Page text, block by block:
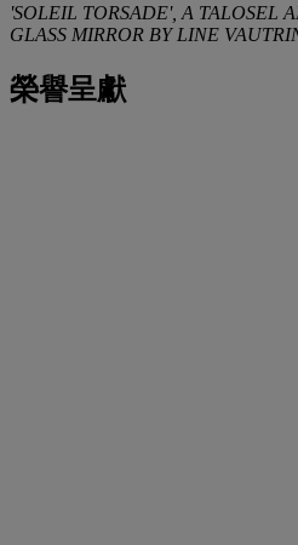
'SOLEIL TORSADE', A TALOSEL
GLASS MIRROR BY LINE
榮譽呈獻